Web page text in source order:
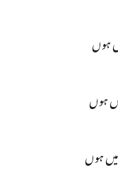
ہوں
ہوں
ہوں